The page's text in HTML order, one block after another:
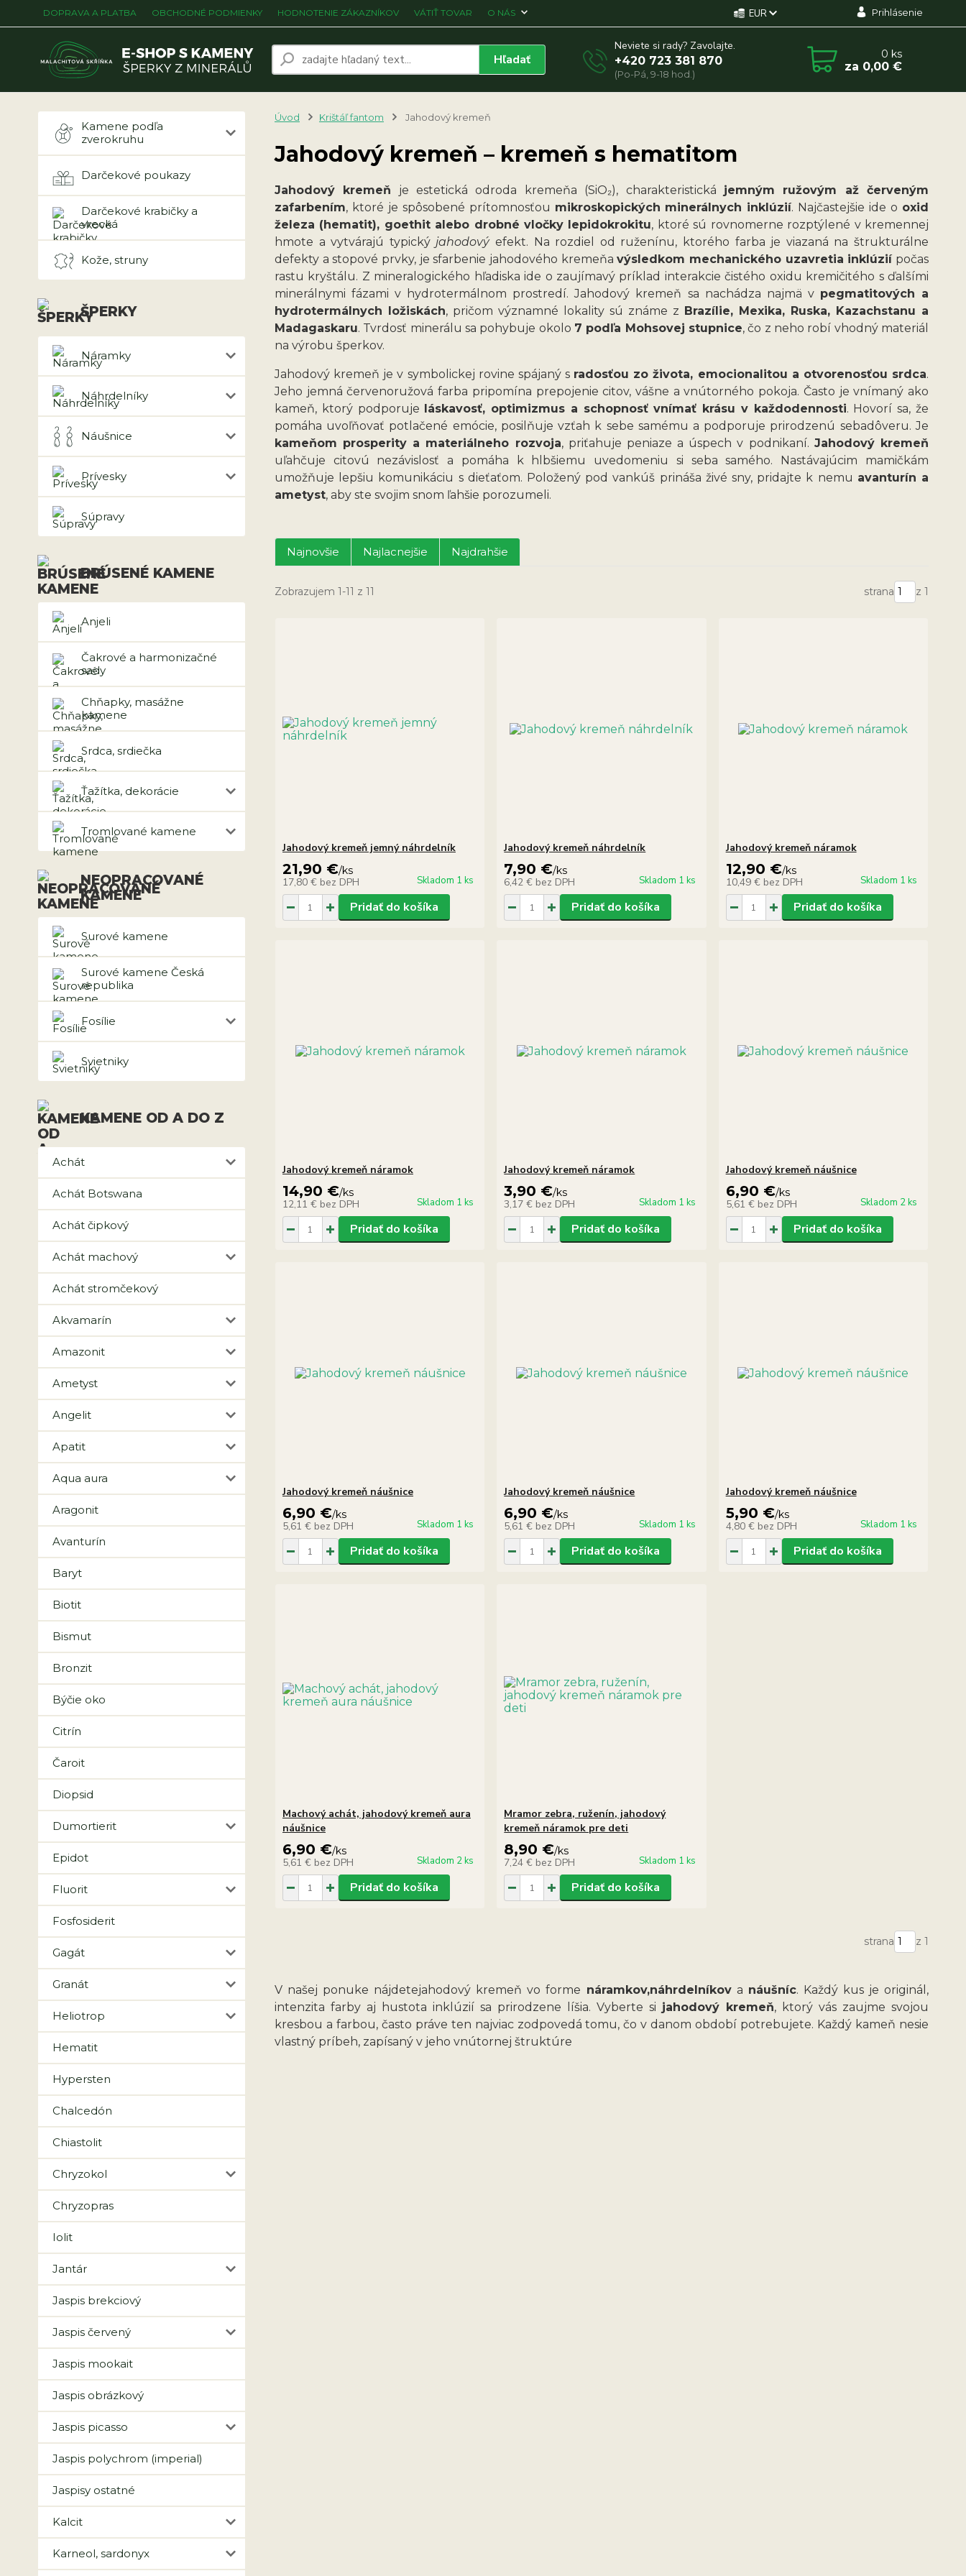
DOPRAVA A PLATBA OBCHODNÉ PODMIENKY HODNOTENIE ZÁKAZNÍKOV VÁTIŤ TOVAR O NÁS EUR Prihlásenie
Hľadať
Neviete si rady? Zavolajte.
+420 723 381 870
(Po-Pá, 9-18 hod.)
0 ks
za 0,00 €
Kamene podľa
zverokruhu
Darčekové poukazy
Darčekové krabičky a
vrecká
Kože, struny
ŠPERKY
Náramky
Náhrdelníky
Náušnice
Prívesky
Súpravy
BRÚSENÉ KAMENE
Anjeli
Čakrové a harmonizačné
sady
Chňapky, masážne
kamene
Srdca, srdiečka
Ťažítka, dekorácie
Tromlované kamene
NEOPRACOVANÉ
KAMENE
Surové kamene
Surové kamene Česká
republika
Fosílie
Svietniky
KAMENE OD A DO Z
Achát
Achát Botswana
Achát čipkový
Achát machový
Achát stromčekový
Akvamarín
Amazonit
Ametyst
Angelit
Apatit
Aqua aura
Aragonit
Avanturín
Baryt
Biotit
Bismut
Bronzit
Býčie oko
Citrín
Čaroit
Diopsid
Dumortierit
Epidot
Fluorit
Fosfosiderit
Gagát
Granát
Heliotrop
Hematit
Hypersten
Chalcedón
Chiastolit
Chryzokol
Chryzopras
Iolit
Jantár
Jaspis brekciový
Jaspis červený
Jaspis mookait
Jaspis obrázkový
Jaspis picasso
Jaspis polychrom (imperial)
Jaspisy ostatné
Kalcit
Karneol, sardonyx
Úvod Krištáľ fantom Jahodový kremeň
Jahodový kremeň – kremeň s hematitom
Jahodový kremeň je estetická odroda kremeňa (SiO₂), charakteristická jemným ružovým až červeným
zafarbením, ktoré je spôsobené prítomnosťou mikroskopických minerálnych inklúzií. Najčastejšie ide o oxid
železa (hematit), goethit alebo drobné vločky lepidokrokitu, ktoré sú rovnomerne rozptýlené v kremennej
hmote a vytvárajú typickýjahodovýefekt. Na rozdiel od ruženínu, ktorého farba je viazaná na štrukturálne
defekty a stopové prvky, je sfarbenie jahodového kremeňavýsledkom mechanického uzavretia inklúziípočas
rastu kryštálu. Z mineralogického hľadiska ide o zaujímavý príklad interakcie čistého oxidu kremičitého s ďalšími
minerálnymi fázami v hydrotermálnom prostredí. Jahodový kremeň sa nachádza najmä v pegmatitových a
hydrotermálnych ložiskách, pričom významné lokality sú známe z Brazílie, Mexika, Ruska, Kazachstanu a
Madagaskaru. Tvrdosť minerálu sa pohybuje okolo 7 podľa Mohsovej stupnice, čo z neho robí vhodný materiál
na výrobu šperkov.
Jahodový kremeň je v symbolickej rovine spájaný s radosťou zo života, emocionalitou a otvorenosťou srdca.
Jeho jemná červenoružová farba pripomína prepojenie citov, vášne a vnútorného pokoja. Často je vnímaný ako
kameň, ktorý podporuje láskavosť, optimizmus a schopnosť vnímať krásu v každodennosti. Hovorí sa, že
pomáha uvoľňovať potlačené emócie, posilňuje vzťah k sebe samému a podporuje prirodzenú sebadôveru. Je
kameňom prosperity a materiálneho rozvoja, priťahuje peniaze a úspech v podnikaní. Jahodový kremeň
uľahčuje citovú nezávislosť a pomáha k hlbšiemu uvedomeniu si seba samého. Nastávajúcim mamičkám
umožňuje lepšiu komunikáciu s dieťaťom. Položený pod vankúš prináša živé sny, pridajte k nemu avanturín a
ametyst, aby ste svojim snom ľahšie porozumeli.
Najnovšie Najlacnejšie Najdrahšie
Zobrazujem 1-11 z 11 strana z 1
Jahodový kremeň jemný náhrdelník
21,90 €/ks
17,80 € bez DPH Skladom 1 ks
Pridať do košíka
Jahodový kremeň náhrdelník
7,90 €/ks
6,42 € bez DPH Skladom 1 ks
Pridať do košíka
Jahodový kremeň náramok
12,90 €/ks
10,49 € bez DPH Skladom 1 ks
Pridať do košíka
Jahodový kremeň náramok
14,90 €/ks
12,11 € bez DPH Skladom 1 ks
Pridať do košíka
Jahodový kremeň náramok
3,90 €/ks
3,17 € bez DPH Skladom 1 ks
Pridať do košíka
Jahodový kremeň náušnice
6,90 €/ks
5,61 € bez DPH Skladom 2 ks
Pridať do košíka
Jahodový kremeň náušnice
6,90 €/ks
5,61 € bez DPH Skladom 1 ks
Pridať do košíka
Jahodový kremeň náušnice
6,90 €/ks
5,61 € bez DPH Skladom 1 ks
Pridať do košíka
Jahodový kremeň náušnice
5,90 €/ks
4,80 € bez DPH Skladom 1 ks
Pridať do košíka
Machový achát, jahodový kremeň aura
náušnice
6,90 €/ks
5,61 € bez DPH Skladom 2 ks
Pridať do košíka
Mramor zebra, ruženín, jahodový
kremeň náramok pre deti
8,90 €/ks
7,24 € bez DPH Skladom 1 ks
Pridať do košíka
strana z 1
V našej ponuke nájdetejahodový kremeň vo forme náramkov,náhrdelníkova náušníc. Každý kus je originál,
intenzita farby aj hustota inklúzií sa prirodzene líšia. Vyberte si jahodový kremeň, ktorý vás zaujme svojou
kresbou a farbou, často práve ten najviac zodpovedá tomu, čo v danom období potrebujete. Každý kameň nesie
vlastný príbeh, zapísaný v jeho vnútornej štruktúre